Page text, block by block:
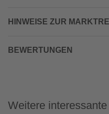
HINWEISE ZUR
BEWERTUNGEN
Weitere